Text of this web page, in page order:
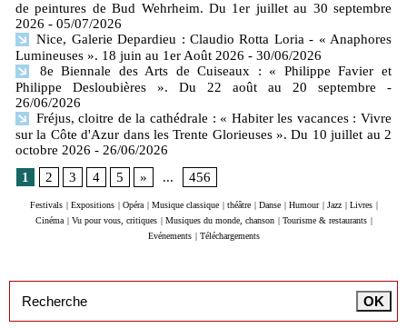
de peintures de Bud Wehrheim. Du 1er juillet au 30 septembre
2026 - 05/07/2026
Nice, Galerie Depardieu : Claudio Rotta Loria - « Anaphores
Lumineuses ». 18 juin au 1er Août 2026 - 30/06/2026
8e Biennale des Arts de Cuiseaux : « Philippe Favier et
Philippe Desloubières ». Du 22 août au 20 septembre
-
26/06/2026
Fréjus, cloitre de la cathédrale : « Habiter les vacances : Vivre
sur la Côte d'Azur dans les Trente Glorieuses ». Du 10 juillet au 2
octobre 2026 - 26/06/2026
1
2 3 4 5 » ... 456
Festivals | Expositions | Opéra | Musique classique | théâtre | Danse | Humour | Jazz | Livres |
Cinéma | Vu pour vous, critiques | Musiques du monde, chanson | Tourisme & restaurants |
Evénements | Téléchargements